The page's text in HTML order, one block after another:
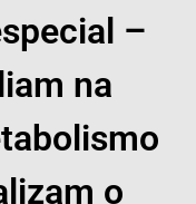
–
na
o